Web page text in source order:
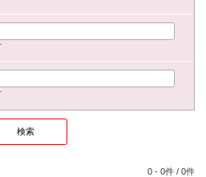
0 -0件 /0件